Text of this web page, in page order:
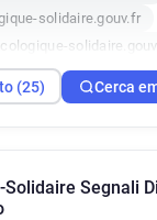
solidaire.gouv.fr
solidaire.gouv.fr
(25) Cerca
Solidaire Segnali